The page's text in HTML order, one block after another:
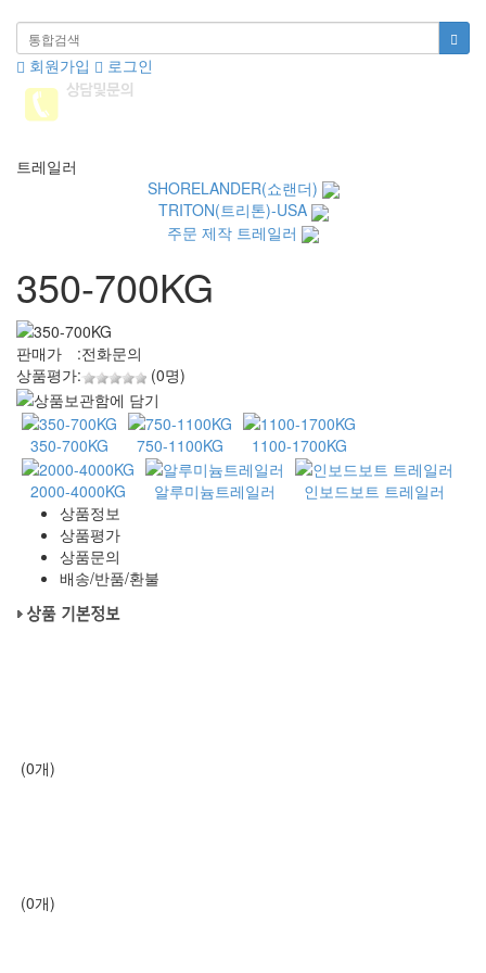
회원가입
로그인
트레일러
SHORELANDER(쇼랜더)
TRITON(트리톤)-USA
주문 제작 트레일러
350-700KG
판매가 :전화문의
상품평가: (0명)
350-700KG 750-1100KG 1100-1700KG
2000-4000KG 알루미늄트레일러
인보드보트 트레일러
상품정보
상품평가
상품문의
배송/반품/환불
(0개)
(0개)